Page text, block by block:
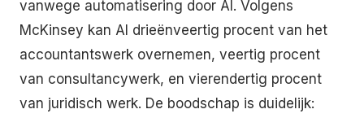
vanwege automatisering door AI. Volgens
McKinsey kan AI drieënveertig procent van het
accountantswerk overnemen, veertig procent
van consultancywerk, en vierendertig procent
van juridisch werk. De boodschap is duidelijk: